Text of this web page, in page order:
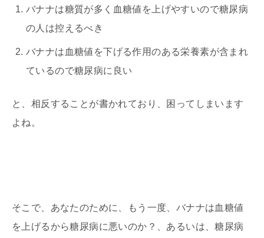
バナナは糖質が多く血糖値を上げやすいので糖尿病
の人は控えるべき
バナナは血糖値を下げる作用のある栄養素が含まれ
ているので糖尿病に良い
と、相反することが書かれており、困ってしまいます
よね。
そこで、あなたのために、もう一度、バナナは血糖値
を上げるから糖尿病に悪いのか？、あるいは、糖尿病